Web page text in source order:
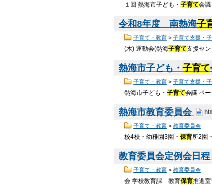
１回 熱海市子ども・子育て会
令和8年度 南熱海子
子育て・教育> 子育て支援・
(木) 運動会(熱海子育て支援セ
熱海市子ども・ 子育て
子育て・教育> 子育て支援・
熱海市子ども・子育て会議 ペ
熱海市教育委員会
子育て・教育> 教育委員会
校4校・幼稚園3園・保育所2園
教育委員会定例会日程
子育て・教育> 教育委員会
会 学校教育課 教育保育推進